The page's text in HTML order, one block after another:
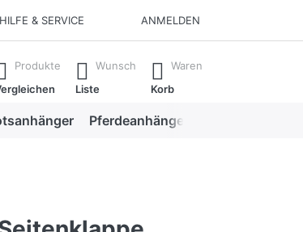
HILFE & SERVICE ANMELDEN
Drücken Sie die Eingabetaste, um alle
Produkte
Wunsch
Liste
Waren
Korb
Pferdeanhänger